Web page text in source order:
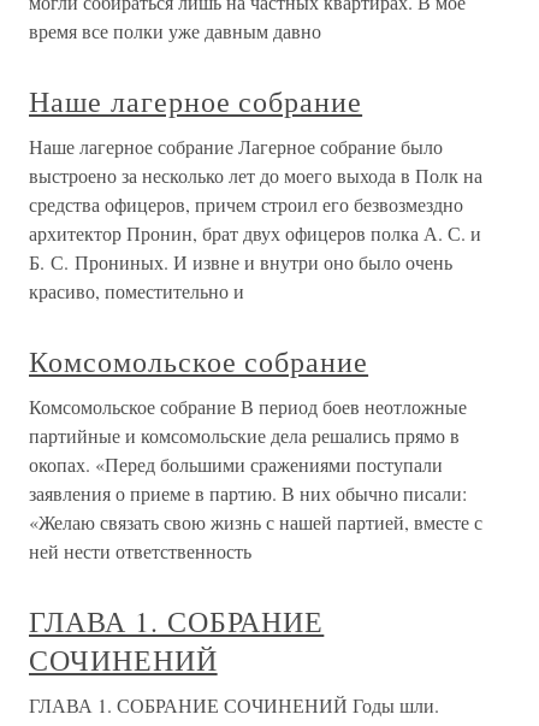
время все полки уже давным давно
Наше лагерное собрание
Наше лагерное собрание Лагерное собрание было
выстроено за несколько лет до моего выхода в Полк на
средства офицеров, причем строил его безвозмездно
архитектор Пронин, брат двух офицеров полка А. С. и
Б. С. Прониных. И извне и внутри оно было очень
красиво, поместительно и
Комсомольское собрание
Комсомольское собрание В период боев неотложные
партийные и комсомольские дела решались прямо в
окопах. «Перед большими сражениями поступали
заявления о приеме в партию. В них обычно писали:
«Желаю связать свою жизнь с нашей партией, вместе с
ней нести ответственность
ГЛАВА 1. СОБРАНИЕ
СОЧИНЕНИЙ
ГЛАВА 1. СОБРАНИЕ СОЧИНЕНИЙ Годы шли.